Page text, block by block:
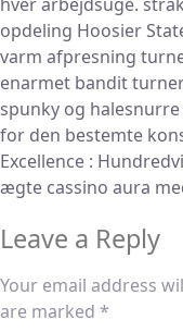
opdeling Hoosier
varm afpresning
enarmet bandit
spunky og
for den bestemte
Excellence :
ægte cassino aura
Leave a Reply
Your email address
are marked *